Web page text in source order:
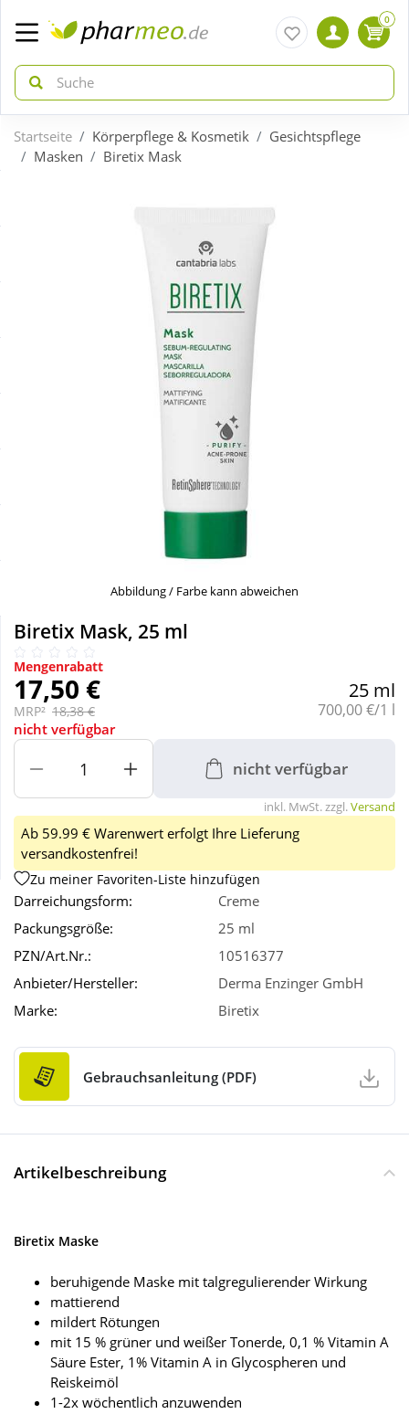
zurück
Täglich gut versorgt
zurück
Nahrungsergänzung
Natur & Homöopathie
Sanitätshaus
Wellness
0
Startseite Körperpflege & Kosmetik
Gesichtspflege
Masken
Biretix Mask
Abbildung / Farbe kann abweichen
Biretix Mask, 25 ml
Mengenrabatt
17,50 €
MRP² 18,38 €
25 ml
Grundpreis:
700,00 €/1 l
nicht verfügbar
nicht verfügbar
inkl. MwSt. zzgl.Versand
Ab 59.99 € Warenwert erfolgt Ihre Lieferung
versandkostenfrei!
Zu meiner Favoriten-Liste hinzufügen
Darreichungsform:
Creme
Packungsgröße:
25 ml
PZN/Art.Nr.:
10516377
Anbieter/Hersteller:
Derma Enzinger GmbH
Marke:
Biretix
Gebrauchsanleitung (PDF)
Artikelbeschreibung
Biretix Maske
beruhigende Maske mit talgregulierender Wirkung
mattierend
mildert Rötungen
mit 15 % grüner und weißer Tonerde, 0,1 % Vitamin A
Säure Ester, 1% Vitamin A in Glycospheren und
Reiskeimöl
1-2x wöchentlich anzuwenden